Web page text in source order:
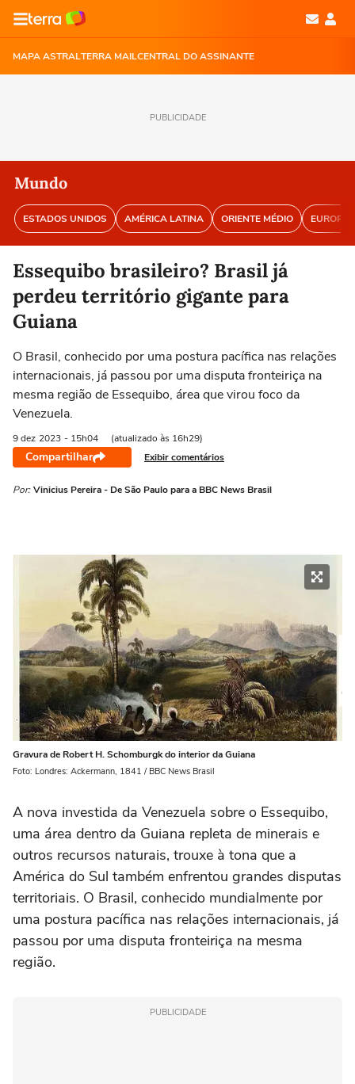
MAPA ASTRALTERRA MAILCENTRAL DO ASSINANTE
PUBLICIDADE
Mundo
ESTADOS UNIDOS AMÉRICA LATINA ORIENTE MÉDIO EUROPA
Essequibo brasileiro? Brasil já
perdeu território gigante para
Guiana
O Brasil, conhecido por uma postura pacífica nas relações
internacionais, já passou por uma disputa fronteiriça na
mesma região de Essequibo, área que virou foco da
Venezuela.
9 dez 2023 - 15h04 (atualizado às 16h29)
Compartilhar Exibir comentários
Por: Vinicius Pereira - De São Paulo para a BBC News Brasil
Gravura de Robert H. Schomburgk do interior da Guiana
Foto: Londres: Ackermann, 1841 / BBC News Brasil
A nova investida da Venezuela sobre o Essequibo,
uma área dentro da Guiana repleta de minerais e
outros recursos naturais, trouxe à tona que a
América do Sul também enfrentou grandes disputas
territoriais. O Brasil, conhecido mundialmente por
uma postura pacífica nas relações internacionais, já
passou por uma disputa fronteiriça na mesma
região.
PUBLICIDADE